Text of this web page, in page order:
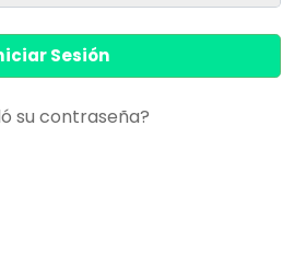
su contraseña?